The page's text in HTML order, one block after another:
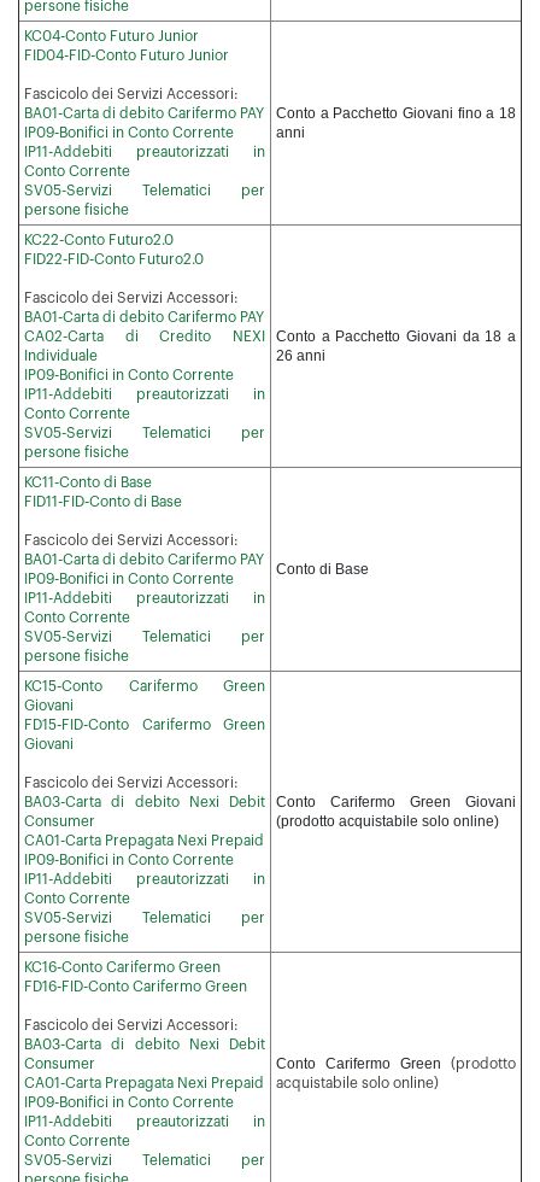
persone fisiche
KC04-Conto Futuro Junior
FID04-FID-Conto Futuro Junior
Fascicolo dei Servizi Accessori:
BA01-Carta di debito Carifermo PAY
IP09-Bonifici in Conto Corrente
IP11-Addebiti preautorizzati in
Conto Corrente
SV05-Servizi Telematici per
persone fisiche
Conto a Pacchetto Giovani fino a 18
anni
KC22-Conto Futuro2.0
FID22-FID-Conto Futuro2.0
Fascicolo dei Servizi Accessori:
BA01-Carta di debito Carifermo PAY
CA02-Carta di Credito NEXI
Individuale
IP09-Bonifici in Conto Corrente
IP11-Addebiti preautorizzati in
Conto Corrente
SV05-Servizi Telematici per
persone fisiche
Conto a Pacchetto Giovani da 18 a
26 anni
KC11-Conto di Base
FID11-FID-Conto di Base
Fascicolo dei Servizi Accessori:
BA01-Carta di debito Carifermo PAY
IP09-Bonifici in Conto Corrente
IP11-Addebiti preautorizzati in
Conto Corrente
SV05-Servizi Telematici per
persone fisiche
Conto di Base
KC15-Conto Carifermo Green
Giovani
FD15-FID-Conto Carifermo Green
Giovani
Fascicolo dei Servizi Accessori:
BA03-Carta di debito Nexi Debit
Consumer
CA01-Carta Prepagata Nexi Prepaid
IP09-Bonifici in Conto Corrente
IP11-Addebiti preautorizzati in
Conto Corrente
SV05-Servizi Telematici per
persone fisiche
Conto Carifermo Green Giovani
(prodotto acquistabile solo online)
KC16-Conto Carifermo Green
FD16-FID-Conto Carifermo Green
Fascicolo dei Servizi Accessori:
BA03-Carta di debito Nexi Debit
Consumer
CA01-Carta Prepagata Nexi Prepaid
IP09-Bonifici in Conto Corrente
IP11-Addebiti preautorizzati in
Conto Corrente
SV05-Servizi Telematici per
Conto Carifermo Green (prodotto
acquistabile solo online)